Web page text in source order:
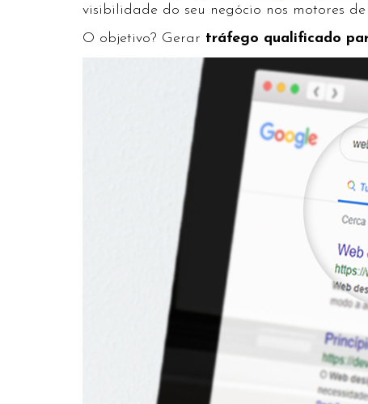
visibilidade do seu negócio nos motores
O objetivo? Gerar tráfego qualificado